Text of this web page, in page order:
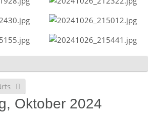
Oktober 2024